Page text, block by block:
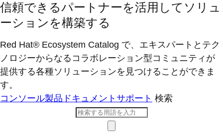
信頼できるパートナーを活用してソリュ
ーションを構築する
Red Hat® Ecosystem Catalog で、エキスパートとテク
ノロジーからなるコラボレーション型コミ​ュニティが
提供する各種ソリューションを見つけることができま
す。
コンソール製品ドキュメント サポート 検索